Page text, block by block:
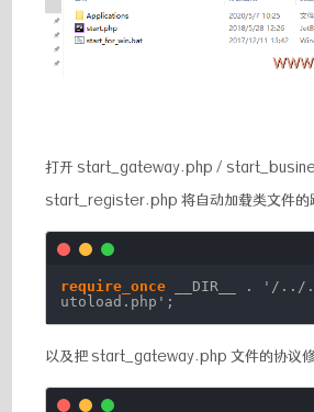
打开 start_gateway.php /
start_register.php 将自动加载类文件的
require_once __DIR__ .
'/../
utoload.php' ;
以及把 start_gateway.php 文件的协议